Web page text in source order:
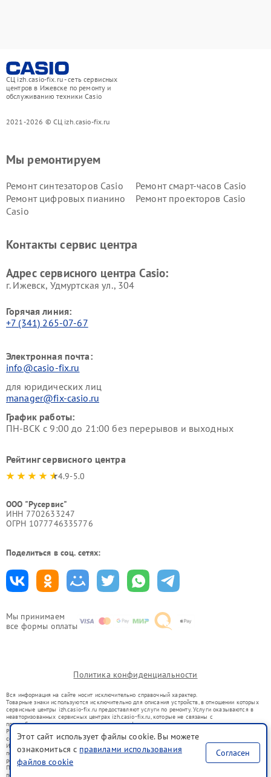
СЦ izh.casio-fix.ru - сеть сервисных
центров в Ижевске по ремонту и
обслуживанию техники Casio
2021-2026 © СЦ izh.casio-fix.ru
Мы принимаем
все формы оплаты
Мы ремонтируем
Ремонт синтезаторов Casio
Ремонт смарт-часов Casio
Ремонт цифровых пианино
Casio
Ремонт проекторов Casio
Контакты сервис центра
Адрес сервисного центра Casio:
г. Ижевск, Удмуртская ул., 304
Горячая линия:
+7 (341) 265-07-67
Электронная почта:
info@casio-fix.ru
для юридических лиц
manager@fix-casio.ru
График работы:
ПН-ВСК с 9:00 до 21:00 без перерывов и выходных
Рейтинг сервисного центра
4.9-5.0
ООО "Русервис"
ИНН 7702633247
ОГРН 1077746335776
Поделиться в соц. сетях:
Политика конфиденциальности
Вся информация на сайте носит исключительно справочный характер.
Товарные знаки используются исключительно для описания устройств, в отношении которых
сервисные центры izh.casio-fix.ru предоставляют услуги по ремонту. Услуги оказываются в
неавторизованных сервисных центрах izh.casio-fix.ru, которые не связаны с
правообладателями товарных знаков или их официальными представителями.
Ремонт осуществляется для устройств, уже введенных в гражданский оборот в соответствии
со статьей 1487 ГК РФ.
Использование товарных знаков не преследует цели индивидуализации услуг или введения
потребителей в заблуждение, а служит для информирования о предоставляемых услугах по
ремонту техники указанных брендов.
Представленная на сайте информация не является публичной офертой, определяемой
положениями Статьи 437(2) Гражданского кодекса РФ
Этот сайт использует файлы cookie. Вы можете
ознакомиться с правилами использования
файлов cookie
Согласен